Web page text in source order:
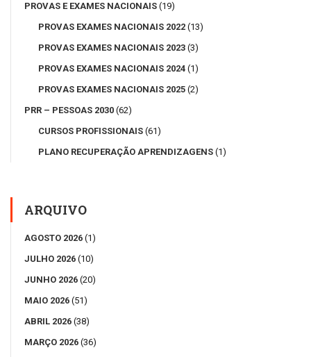
PROVAS E EXAMES NACIONAIS (19)
PROVAS EXAMES NACIONAIS 2022 (13)
PROVAS EXAMES NACIONAIS 2023 (3)
PROVAS EXAMES NACIONAIS 2024 (1)
PROVAS EXAMES NACIONAIS 2025 (2)
PRR – PESSOAS 2030 (62)
CURSOS PROFISSIONAIS (61)
PLANO RECUPERAÇÃO APRENDIZAGENS (1)
ARQUIVO
AGOSTO 2026 (1)
JULHO 2026 (10)
JUNHO 2026 (20)
MAIO 2026 (51)
ABRIL 2026 (38)
MARÇO 2026 (36)